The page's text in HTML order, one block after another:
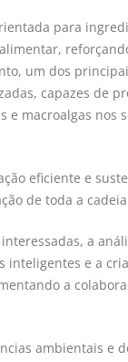
para
um dos
capazes de
macroalgas nos
eficiente e
de toda a
a
e a
a
ambientais e